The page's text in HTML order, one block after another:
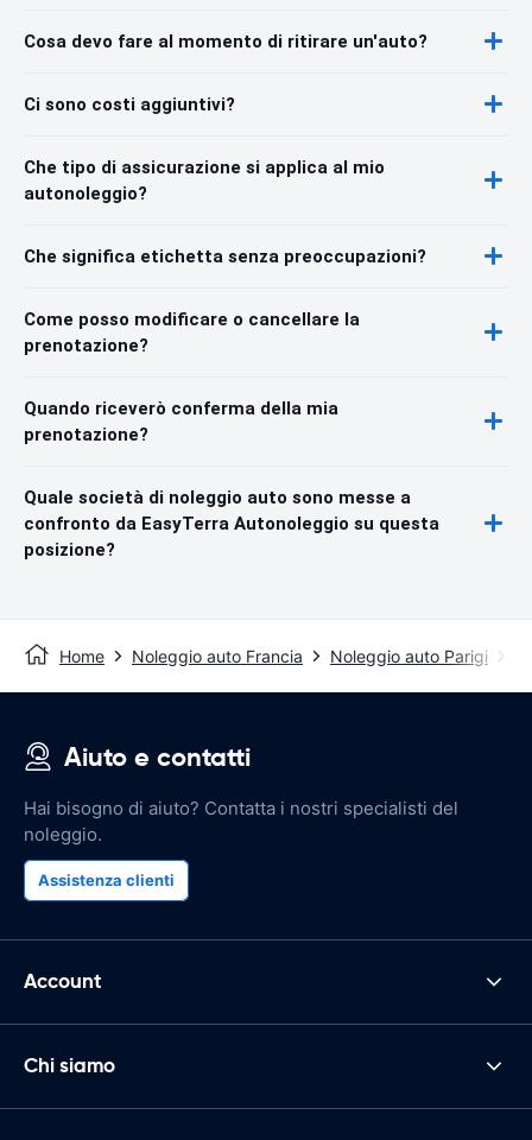
Cosa devo fare al momento di ritirare un'auto?
Ci sono costi aggiuntivi?
Che tipo di assicurazione si applica al mio
autonoleggio?
Che significa etichetta senza preoccupazioni?
Come posso modificare o cancellare la
prenotazione?
Quando riceverò conferma della mia
prenotazione?
Quale società di noleggio auto sono messe a
confronto da EasyTerra Autonoleggio su questa
posizione?
Home Noleggio auto Francia Noleggio auto Parigi
Aiuto e contatti
Hai bisogno di aiuto? Contatta i nostri specialisti del
noleggio.
Assistenza clienti
Account
Chi siamo